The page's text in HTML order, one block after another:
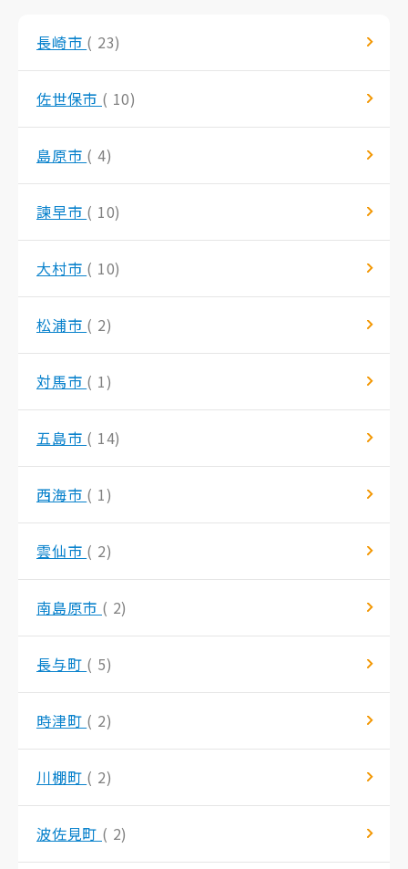
長崎市 ( 23)
佐世保市 ( 10)
島原市 ( 4)
諫早市 ( 10)
大村市 ( 10)
松浦市 ( 2)
対馬市 ( 1)
五島市 ( 14)
西海市 ( 1)
雲仙市 ( 2)
南島原市 ( 2)
長与町 ( 5)
時津町 ( 2)
川棚町 ( 2)
波佐見町 ( 2)